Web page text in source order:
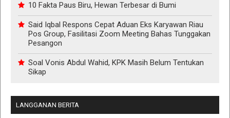
10 Fakta Paus Biru, Hewan Terbesar di Bumi
Said Iqbal Respons Cepat Aduan Eks Karyawan Riau
Pos Group, Fasilitasi Zoom Meeting Bahas Tunggakan
Pesangon
Soal Vonis Abdul Wahid, KPK Masih Belum Tentukan
Sikap
LANGGANAN BERITA